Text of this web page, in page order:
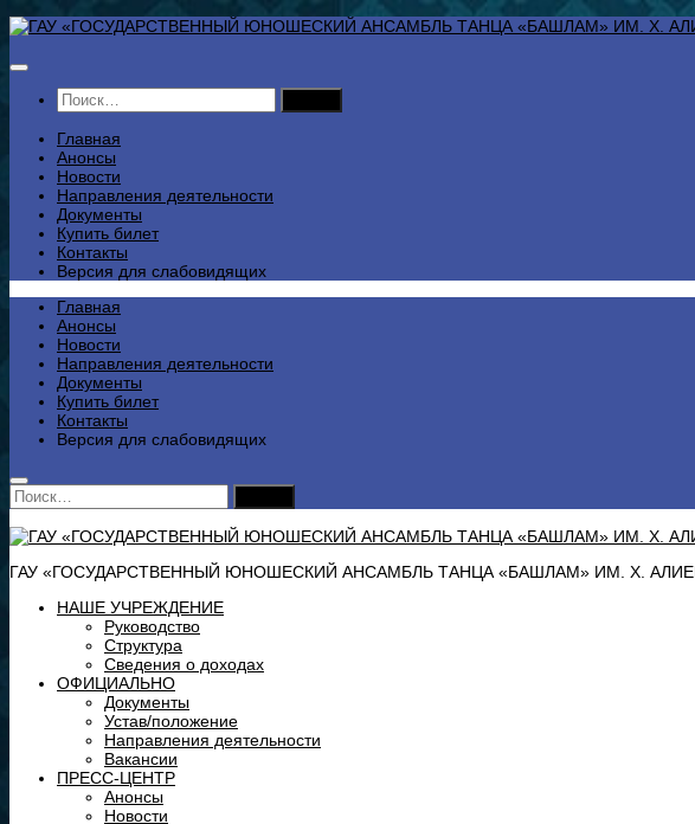
Перейти
содержимому
Найти:
Главная
Анонсы
Новости
Направления деятельности
Документы
Купить билет
Контакты
Версия для слабовидящих
Главная
Анонсы
Новости
Направления деятельности
Документы
Купить билет
Контакты
Версия для слабовидящих
Найти:
ГАУ «ГОСУДАРСТВЕННЫЙ ЮНОШЕСКИЙ АНСАМБЛЬ ТАНЦА «БАШЛАМ» ИМ. Х.
НАШЕ УЧРЕЖДЕНИЕ
Руководство
Структура
Сведения о доходах
ОФИЦИАЛЬНО
Документы
Устав/положение
Направления деятельности
Вакансии
ПРЕСС-ЦЕНТР
Анонсы
Новости